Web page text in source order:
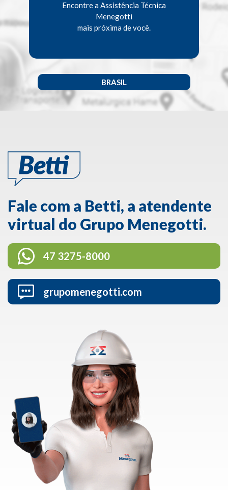
Encontre a Assistência Técnica
Menegotti
mais próxima de você.
BRASIL
Fale com a Betti, a atendente
virtual do Grupo Menegotti.
47 3275-8000
grupomenegotti.com